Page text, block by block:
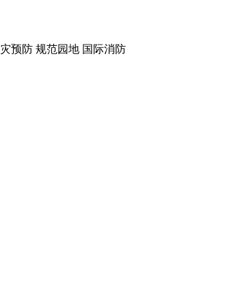
预防 规范园地 国际消防